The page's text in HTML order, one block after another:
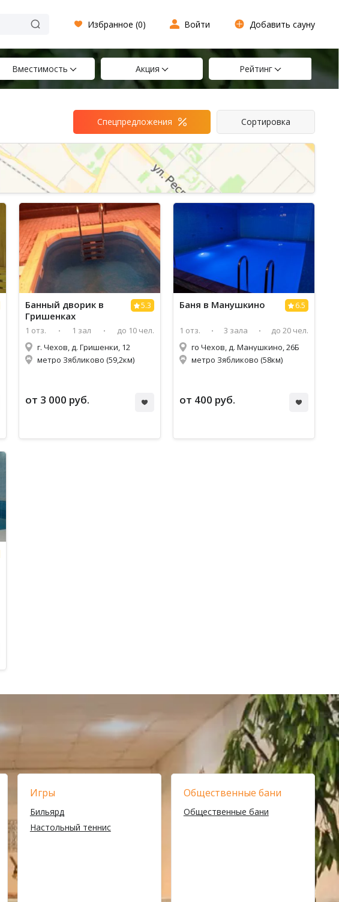
Избранное (0) Войти Добавить сауну
Вместимость Акция Рейтинг
Спецпредложения Сортировка
5.3
Банный дворик в
Гришенках
1 отз. 1 зал
до 10 чел.
г. Чехов, д. Гришенки, 12
метро Зябликово (59,2км)
от 3 000 руб.
6.5
Баня в Манушкино
1 отз. 3 зала
до 20 чел.
го Чехов, д. Манушкино, 26Б
метро Зябликово (58км)
от 400 руб.
Игры
Бильярд
Настольный теннис
Общественные бани
Общественные бани